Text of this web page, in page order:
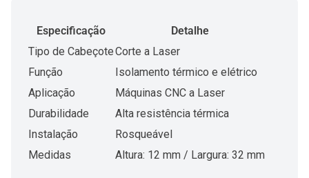
Especificação
Detalhe
Tipo de CabeçoteCorte a Laser
Função
Isolamento térmico e elétrico
Aplicação
Máquinas CNC a Laser
Durabilidade
Alta resistência térmica
Instalação
Rosqueável
Medidas
Altura: 12 mm / Largura: 32 mm